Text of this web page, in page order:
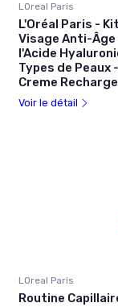
LOreal Paris
L'Oréal Paris -
Visage Anti-Âge
l'Acide
Types de
Creme
Voir le détail
LOreal Paris
Routine